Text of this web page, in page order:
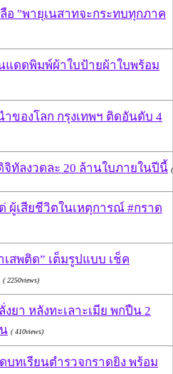
อ "พายุเนสาทจะกระทบทุกภาค
แดดพิมพ์ผ้าใบป้ายผ้าใบพร้อม
ของโลก กรุงเทพฯ ติดอันดับ 4
จิทัลงวดละ 20 ล้านใบภายในปีนี้ (
ผู้เสียชีวิตในเหตุการณ์ #กราด
สพติด” เต็มรูปแบบ เช็ค
( 2250views)
ยา หลังทะเลาะเมีย พกปืน 2
( 410views)
บทเรียนตำรวจกราดยิง พร้อม